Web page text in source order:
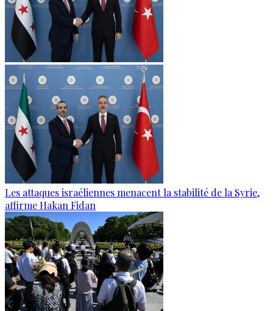
Les attaques israéliennes menacent la stabilité de la Syrie,
affirme Hakan Fidan